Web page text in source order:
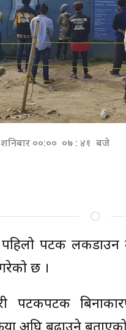
शनिबार ००:०० ०७ : ४१ बजे
पटक लकडाउन
छ ।
पटकपटक